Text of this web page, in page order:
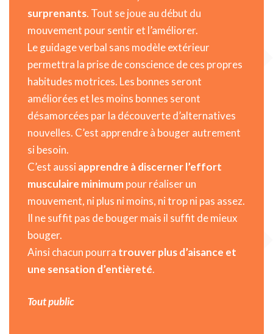
surprenants. Tout se joue au début du
mouvement pour sentir et l’améliorer.
Le guidage verbal sans modèle extérieur
permettra la prise de conscience de ces propres
habitudes motrices. Les bonnes seront
améliorées et les moins bonnes seront
désamorcées par la découverte d’alternatives
nouvelles. C’est apprendre à bouger autrement
si besoin.
C’est aussiapprendre à discerner l’effort
musculaire minimumpour réaliser un
mouvement, ni plus ni moins, ni trop ni pas assez.
Il ne suffit pas de bouger mais il suffit de mieux
bouger.
Ainsi chacun pourra trouver plus d’aisance et
une sensation d’entièreté.
Tout public